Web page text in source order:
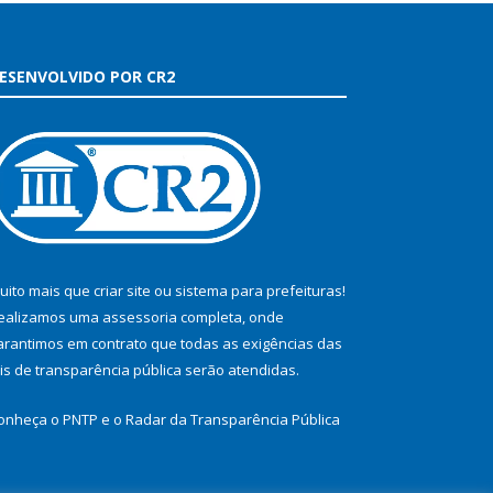
POR CR2
mais que criar site ou sistema para prefeituras!
uma assessoria completa, onde
em contrato que todas as exigências das
de transparência pública serão atendidas.
o PNTP e o Radar da Transparência Pública